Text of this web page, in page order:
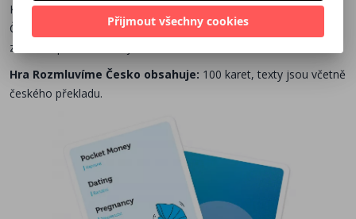
Karty jsou určeny pro každého, kdo si chcezlepšit angličtinu
Čas odhodit zábrany a začít mluvit! Popovídejte si o svých
zálibách, práci, rodině, jídle nebo cestování.
Hra Rozmluvíme Česko obsahuje: 100 karet, texty jsou včetně
českého překladu.
Přijmout všechny cookies